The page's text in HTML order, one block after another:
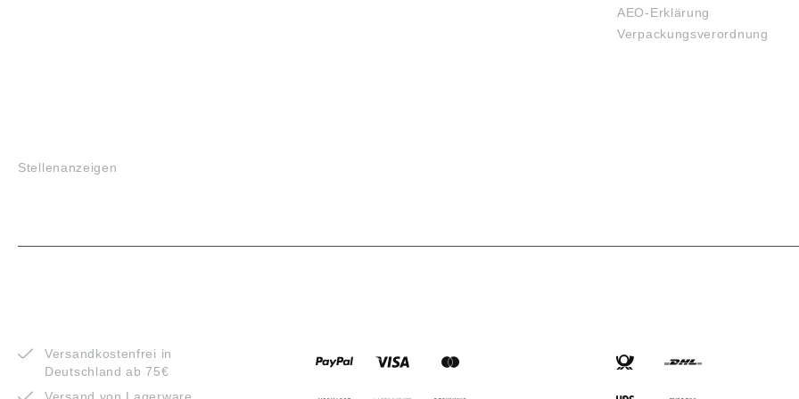
AEO-Erklärung
Verpackungsverordnung
Stellenanzeigen
Versandkostenfrei in
Deutschland ab 75€